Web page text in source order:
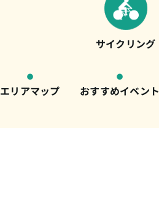
サイクリング
エリアマップ おすすめイベント